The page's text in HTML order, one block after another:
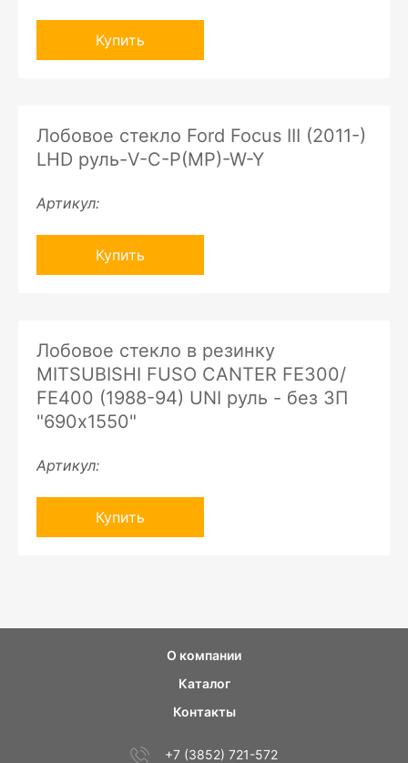
Купить
Лобовое стекло Ford Focus III (2011-)
LHD руль-V-C-P(MP)-W-Y
Артикул:
Купить
Лобовое стекло в резинку
MITSUBISHI FUSO CANTER FE300/
FE400 (1988-94) UNI руль - без ЗП
"690х1550"
Артикул:
Купить
О компании
Каталог
Контакты
+7 (3852) 721-572